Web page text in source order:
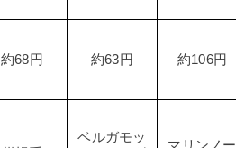
約68円 約63円 約106円
ベルガモッ
マリンノー